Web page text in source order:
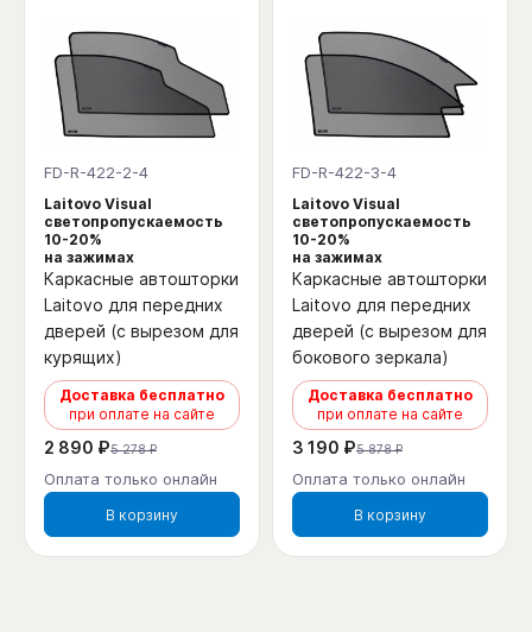
FD-R-422-2-4
Laitovo Visual
светопропускаемость
10-20%
на зажимах
Каркасные автошторки
Laitovo для передних
дверей (с вырезом для
курящих)
Доставка бесплатно
при оплате на сайте
2 890 ₽5 278 ₽
Оплата только онлайн
В корзину
FD-R-422-3-4
Laitovo Visual
светопропускаемость
10-20%
на зажимах
Каркасные автошторки
Laitovo для передних
дверей (с вырезом для
бокового зеркала)
Доставка бесплатно
при оплате на сайте
3 190 ₽5 878 ₽
Оплата только онлайн
В корзину